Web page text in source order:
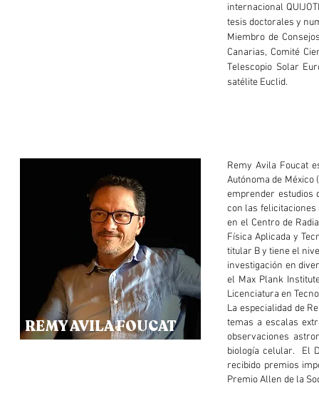
internacional
tesis doctorales y
Miembro de
Canarias, Comité
Telescopio Solar
satélite Euclid.
REMY AVILA FOUCAT
Remy Avila Foucat
Autónoma de México
emprender estudios
con las felicitaciones
en el Centro de
Física Aplicada y
titular B y tiene el
investigación en
el Max Plank
Licenciatura en
La especialidad de
temas a escalas
observaciones
biología celular. El
recibido premios
Premio Allen de la